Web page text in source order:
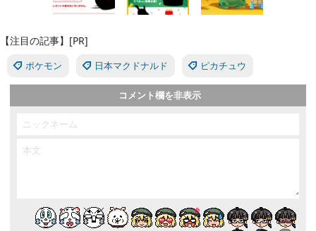
【注目の記事】[PR]
ポケモン 日本マクドナルド ピカチュウ
コメント欄を非表示